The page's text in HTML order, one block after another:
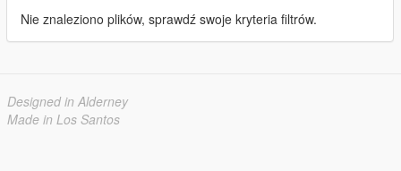
Nie znaleziono plików, sprawdź swoje kryteria filtrów.
Designed in Alderney
Made in Los Santos